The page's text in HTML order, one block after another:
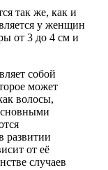
так же, как и
у женщин
от 3 до 4 см и
собой
может
волосы,
развитии
от её
случаев